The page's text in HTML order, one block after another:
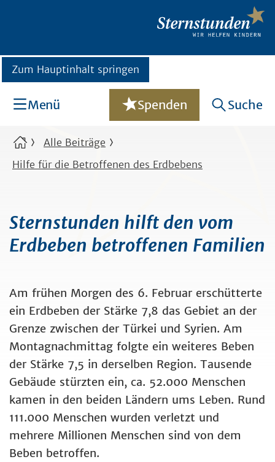
Zum Hauptinhalt springen
Menü Spenden Suche
Alle Beiträge
Hilfe für die Betroffenen des Erdbebens
Sternstunden hilft den vom
Erdbeben betroffenen Familien
Am frühen Morgen des 6. Februar erschütterte
ein Erdbeben der Stärke 7,8 das Gebiet an der
Grenze zwischen der Türkei und Syrien. Am
Montagnachmittag folgte ein weiteres Beben
der Stärke 7,5 in derselben Region. Tausende
Gebäude stürzten ein, ca. 52.000 Menschen
kamen in den beiden Ländern ums Leben. Rund
111.000 Menschen wurden verletzt und
mehrere Millionen Menschen sind von dem
Beben betroffen.